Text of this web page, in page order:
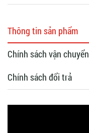
Thông tin sản phẩm
Chính sách vận chuyển
Chính sách đổi trả